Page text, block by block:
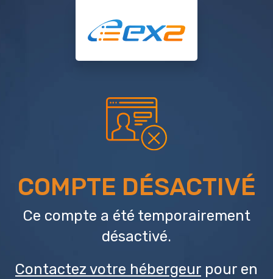
COMPTE DÉSACTIVÉ
Ce compte a été temporairement
désactivé.
Contactez votre hébergeur pour en